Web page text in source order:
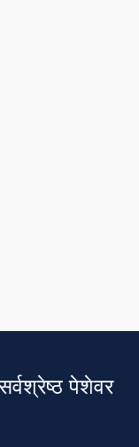
पेशेवर